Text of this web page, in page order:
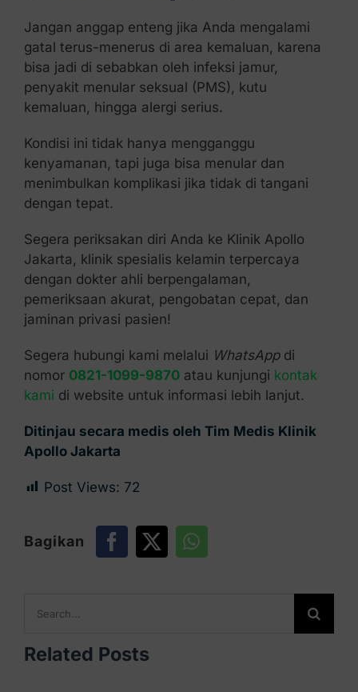
Jangan anggap enteng jika Anda mengalami
gatal terus-menerus di area kemaluan, karena
bisa jadi di sebabkan oleh infeksi jamur,
penyakit menular seksual (PMS), kutu
kemaluan, hingga alergi serius.
Kondisi ini tidak hanya mengganggu
kenyamanan, tapi juga bisa menular dan
menimbulkan komplikasi jika tidak di tangani
dengan tepat.
Segera periksakan diri Anda ke Klinik Apollo
Jakarta, klinik spesialis kelamin terpercaya
dengan dokter ahli berpengalaman,
pemeriksaan akurat, pengobatan cepat, dan
jaminan privasi pasien!
Segera hubungi kami melalui WhatsAppdi
nomor 0821-1099-9870atau kunjungi kontak
kami di website untuk informasi lebih lanjut.
Ditinjau secara medis oleh Tim Medis Klinik
Apollo Jakarta
Post Views: 72
Bagikan
for:
Related Posts